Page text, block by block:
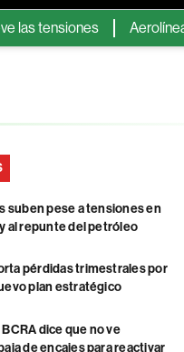
Aerolíneas
suben pese a tensiones en
al repunte del petróleo
pérdidas trimestrales por
plan estratégico
dice que no ve
de encajes para reactivar